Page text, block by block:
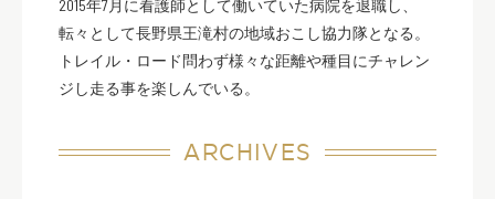
2015年7月に看護師として働いていた病院を退職し、
転々として長野県王滝村の地域おこし協力隊となる。
トレイル・ロード問わず様々な距離や種目にチャレン
ジし走る事を楽しんでいる。
ARCHIVES